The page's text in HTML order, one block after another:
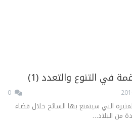
في التنوع والتعدد (1)
التي سيتمتع بها السائح خلال قضاء
من البلاد…